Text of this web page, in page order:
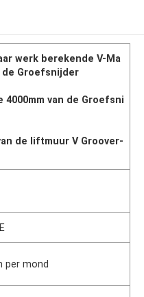
werk berekende V-Ma
de Groefsnijder
4000mm van de Groefsni
de liftmuur V Groover-
per mond